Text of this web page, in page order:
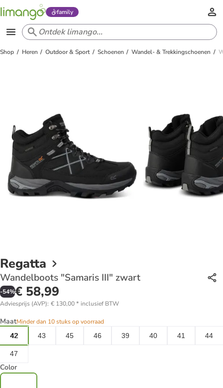
family
Shop Heren Outdoor & Sport Schoenen Wandel- & Trekkingschoenen
Regatta
Wandelboots "Samaris III" zwart
-54%€ 58,99
Adviesprijs (AVP): € 130,00* inclusief BTW
MaatMinder dan 10 stuks op voorraad
42
43 45 46 39 40 41 44
47
Color